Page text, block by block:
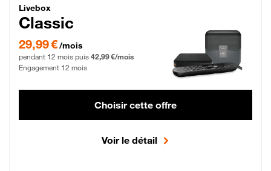
Livebox Classic Fibre
Livebox
Classic
29,99 € par mois pendant 12 mois puis 42,99 € par mois, Engagement 12 mois
29,99 €/mois
pendant 12 mois puis 42,99 €/mois
Engagement 12 mois
Choisir cette offre
Voir le détail